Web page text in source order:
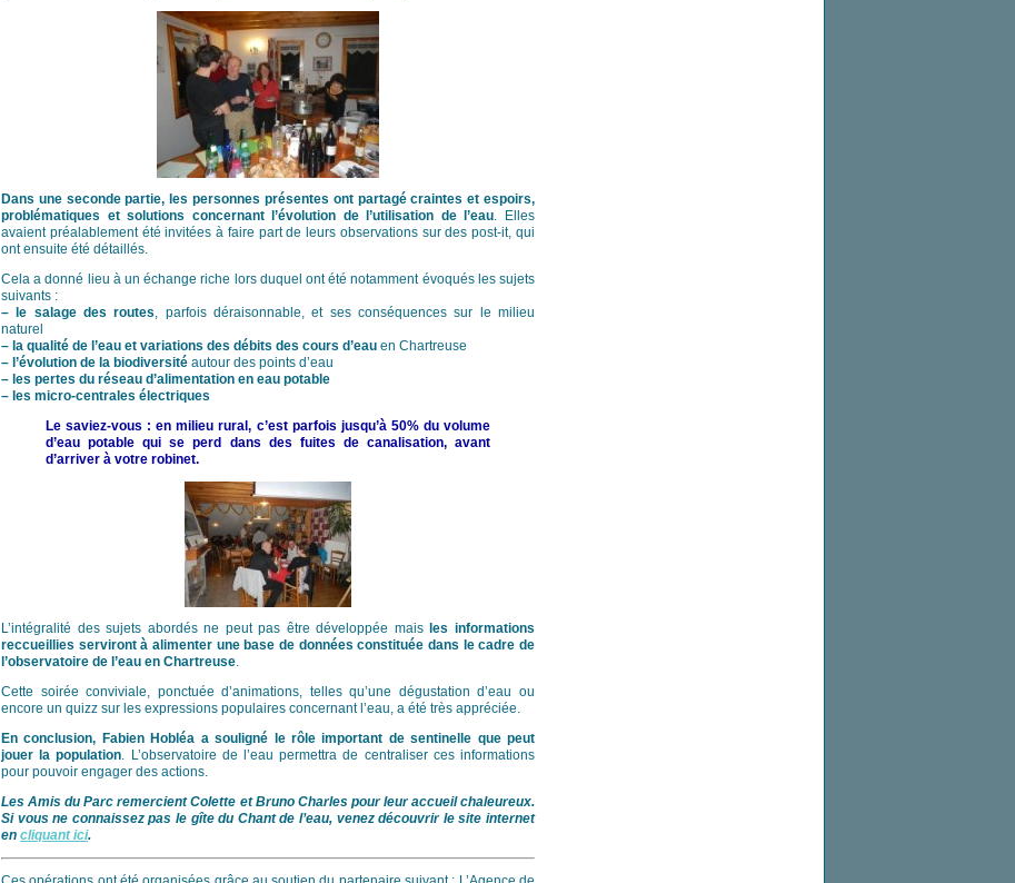
Dans une seconde partie, les personnes présentes ont partagé craintes et espoirs,
problématiques et solutions concernant l’évolution de l’utilisation de l’eau. Elles
avaient préalablement été invitées à faire part de leurs observations sur des post-it, qui
ont ensuite été détaillés.
Cela a donné lieu à un échange riche lors duquel ont été notamment évoqués les sujets
suivants :
–
le salage des routes, parfois déraisonnable, et ses conséquences sur le milieu
naturel
– la qualité de l’eau et variations des débits des cours d’eau en Chartreuse
– l’évolution de la biodiversité autour des points d’eau
– les pertes du réseau d’alimentation en eau potable
– les micro-centrales électriques
Le saviez-vous : en milieu rural, c’est parfois jusqu’à 50% du volume
d’eau potable qui se perd dans des fuites de canalisation, avant
d’arriver à votre robinet.
L’intégralité des sujets abordés ne peut pas être développée mais les informations
reccueillies serviront à alimenter une base de données constituée dans le cadre de
l’observatoire de l’eau en Chartreuse.
Cette soirée conviviale, ponctuée d’animations, telles qu’une dégustation d’eau ou
encore un quizz sur les expressions populaires concernant l’eau, a été très appréciée.
En conclusion, Fabien Hobléa a souligné le rôle important de sentinelle que peut
jouer la population. L’observatoire de l’eau permettra de centraliser ces informations
pour pouvoir engager des actions.
Les Amis du Parc remercient Colette et Bruno Charles pour leur accueil chaleureux.
Si vous ne connaissez pas le gîte du Chant de l’eau, venez découvrir le site internet
en cliquant ici.